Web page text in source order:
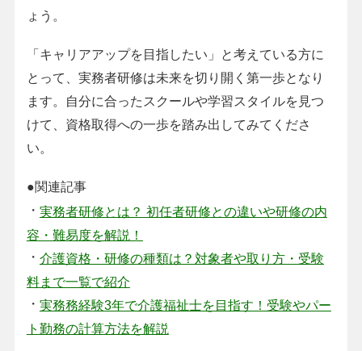
ょう。
「キャリアアップを目指したい」と考えている方に
とって、実務者研修は未来を切り開く第一歩となり
ます。自分に合ったスクールや学習スタイルを見つ
けて、資格取得への一歩を踏み出してみてくださ
い。
●関連記事
・ 実務者研修とは？ 初任者研修との違いや研修の内
容・難易度を解説！
・ 介護資格・研修の種類は？対象者や取り方・受験
料まで一覧で紹介
・ 実務務経験3年で介護福祉士を目指す！受験やパー
ト勤務の計算方法を解説